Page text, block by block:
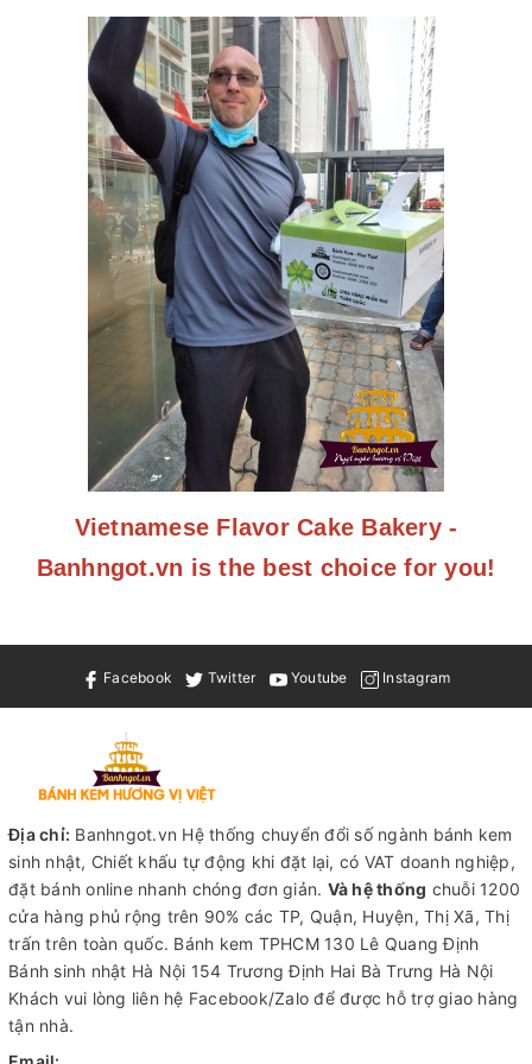
Vietnamese Flavor Cake Bakery -
Banhngot.vn is the best choice for you!
Facebook Twitter Youtube Instagram
Địa chỉ: Banhngot.vn Hệ thống chuyển đổi số ngành bánh kem
sinh nhật, Chiết khấu tự động khi đặt lại, có VAT doanh nghiệp,
đặt bánh online nhanh chóng đơn giản. Và hệ thống chuỗi 1200
cửa hàng phủ rộng trên 90% các TP, Quận, Huyện, Thị Xã, Thị
trấn trên toàn quốc. Bánh kem TPHCM130 Lê Quang Định
Bánh sinh nhật Hà Nội 154 Trương Định Hai Bà Trưng Hà Nội
Khách vui lòng liên hệ Facebook/Zalo để được hỗ trợ giao hàng
tận nhà.